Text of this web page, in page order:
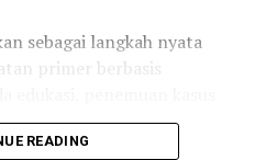
keberhasilan pemerintah
agar makin
berkelanjutan.
sebagai langkah nyata
primer berbasis
serta pemutusan rantai
yang masih menjadi salah
READING